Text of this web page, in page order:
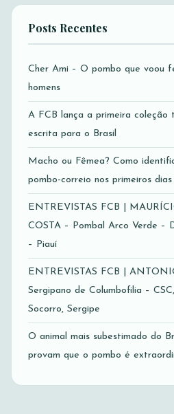
Posts Recentes
Cher Ami – O pombo que voou
homens
A FCB lança a primeira coleção
escrita para o Brasil
Macho ou Fêmea? Como
pombo-correio nos primeiros
ENTREVISTAS FCB |
COSTA – Pombal Arco Verde –
– Piauí
ENTREVISTAS FCB |
Sergipano de Columbofilia –
Socorro, Sergipe
O animal mais subestimado do
provam que o pombo é